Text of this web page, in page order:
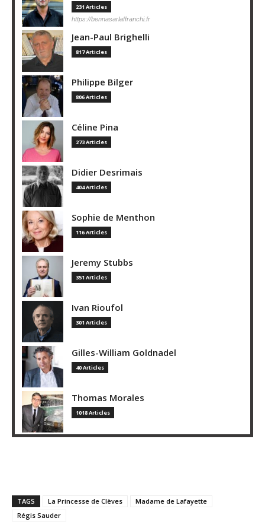
231 Articles
https://bennasarlaffranchi.fr
Jean-Paul Brighelli
817 Articles
Philippe Bilger
806 Articles
Céline Pina
273 Articles
Didier Desrimais
404 Articles
Sophie de Menthon
116 Articles
Jeremy Stubbs
351 Articles
Ivan Rioufol
301 Articles
Gilles-William Goldnadel
40 Articles
Thomas Morales
1018 Articles
TAGS La Princesse de Clèves
Madame de Lafayette
Régis Sauder